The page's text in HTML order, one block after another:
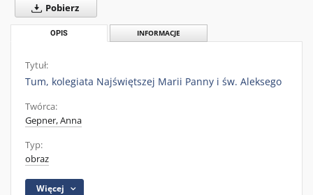
Pobierz
OPIS INFORMACJE
Tytuł:
Tum, kolegiata Najświętszej Marii Panny i św. Aleksego
Twórca:
Gepner, Anna
Typ:
obraz
Więcej